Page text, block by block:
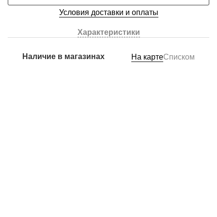
Условия доставки и оплаты
Характеристики
Наличие в магазинах На картеСписком